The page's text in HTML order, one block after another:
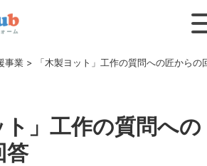
事業 >
「木製ヨット」工作の質問への匠からの
ト」工作の質問への
答